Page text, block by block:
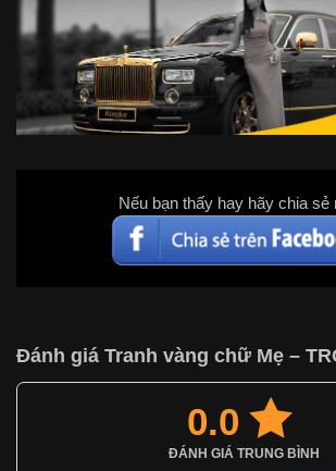
Nếu bạn thấy hay hãy chia sẻ
Đánh giá Tranh vàng chữ Mẹ –
0.0
ĐÁNH GIÁ TRUNG BÌNH